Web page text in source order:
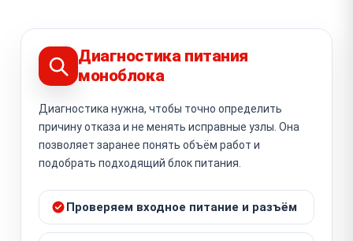
Диагностика питания
моноблока
Диагностика нужна, чтобы точно определить
причину отказа и не менять исправные узлы. Она
позволяет заранее понять объём работ и
подобрать подходящий блок питания.
Проверяем входное питание и разъём